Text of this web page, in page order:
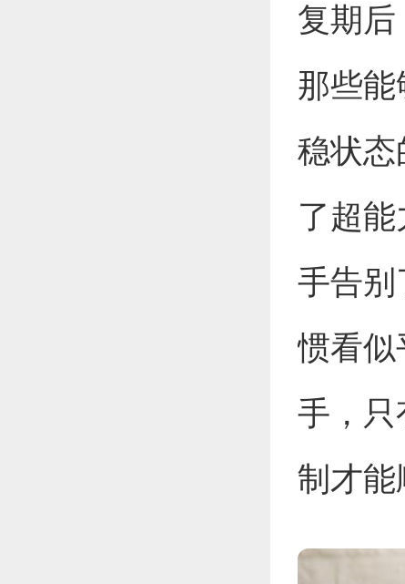
复期后
那些
稳状态
了超
手告别
惯看似
手，只
制才能